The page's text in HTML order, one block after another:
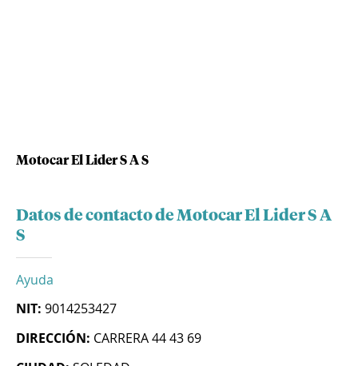
Motocar El Lider S A S
Datos de contacto de Motocar El Lider S A
S
Ayuda
NIT: 9014253427
DIRECCIÓN: CARRERA 44 43 69